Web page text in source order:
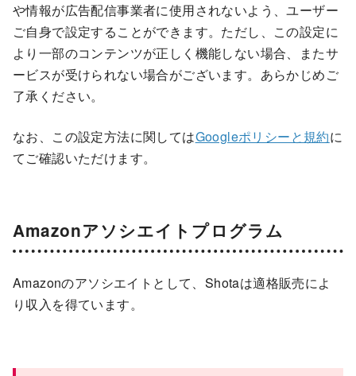
や情報が広告配信事業者に使用されないよう、ユーザー
ご自身で設定することができます。ただし、この設定に
より一部のコンテンツが正しく機能しない場合、またサ
ービスが受けられない場合がございます。あらかじめご
了承ください。
なお、この設定方法に関してはGoogleポリシーと規約に
てご確認いただけます。
Amazonアソシエイトプログラム
Amazonのアソシエイトとして、Shotaは適格販売によ
り収入を得ています。